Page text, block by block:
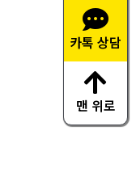
카톡 상담
맨 위로